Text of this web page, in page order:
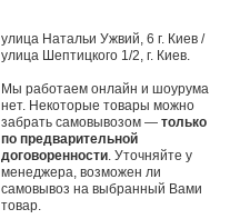
улица Натальи Ужвий, 6 г. Киев /
улица Шептицкого 1/2, г. Киев.
Мы работаем онлайн и шоурума
нет. Некоторые товары можно
забрать самовывозом — только
по предварительной
договоренности. Уточняйте у
менеджера, возможен ли
самовывоз на выбранный Вами
товар.